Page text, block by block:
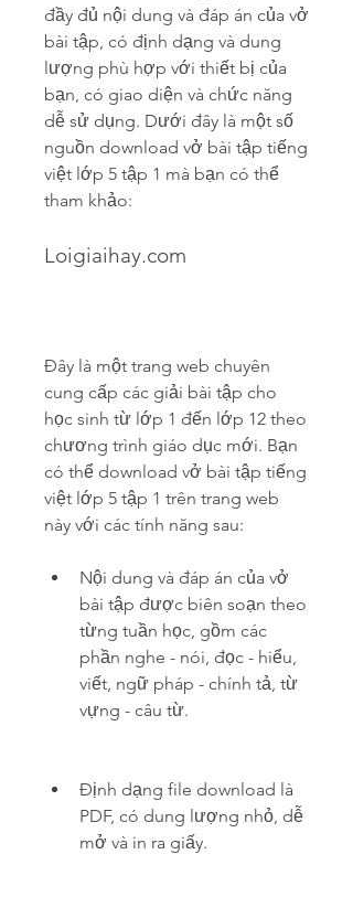
đầy đủ nội dung và đáp án của vở
bài tập, có định dạng và dung
lượng phù hợp với thiết bị của
bạn, có giao diện và chức năng
dễ sử dụng. Dưới đây là một số
nguồn download vở bài tập tiếng
việt lớp 5 tập 1 mà bạn có thể
tham khảo:
Loigiaihay.com
Đây là một trang web chuyên
cung cấp các giải bài tập cho
học sinh từ lớp 1 đến lớp 12 theo
chương trình giáo dục mới. Bạn
có thể download vở bài tập tiếng
việt lớp 5 tập 1 trên trang web
này với các tính năng sau:
Nội dung và đáp án của vở
bài tập được biên soạn theo
từng tuần học, gồm các
phần nghe - nói, đọc - hiểu,
viết, ngữ pháp - chính tả, từ
vựng - câu từ.
Định dạng file download là
PDF, có dung lượng nhỏ, dễ
mở và in ra giấy.